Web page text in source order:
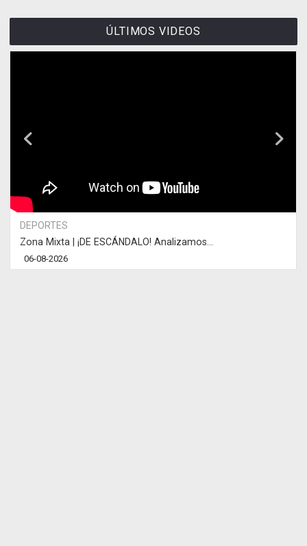
ÚLTIMOS VIDEOS
DEPORTES
Zona Mixta | ¡DE ESCÁNDALO! Analizamos...
06-08-2026